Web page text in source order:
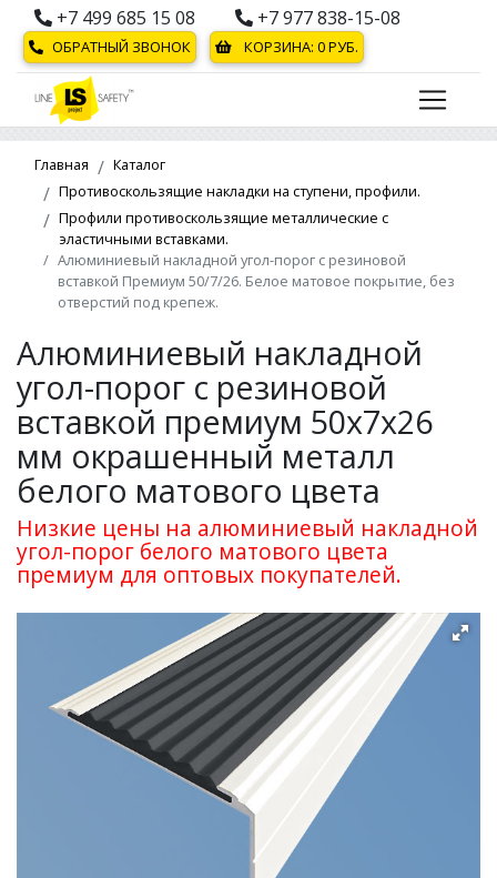
+7 499 685 15 08 +7 977 838-15-08
ОБРАТНЫЙ ЗВОНОК КОРЗИНА: 0РУБ.
Главная
Каталог
Противоскользящие накладки на ступени, профили.
Профили противоскользящие металлические с
эластичными вставками.
Алюминиевый накладной угол-порог с резиновой
вставкой Премиум 50/7/26. Белое матовое покрытие, без
отверстий под крепеж.
Алюминиевый накладной
угол-порог с резиновой
вставкой премиум 50х7х26
мм окрашенный металл
белого матового цвета
Низкие цены на алюминиевый накладной
угол-порог белого матового цвета
премиум для оптовых покупателей.